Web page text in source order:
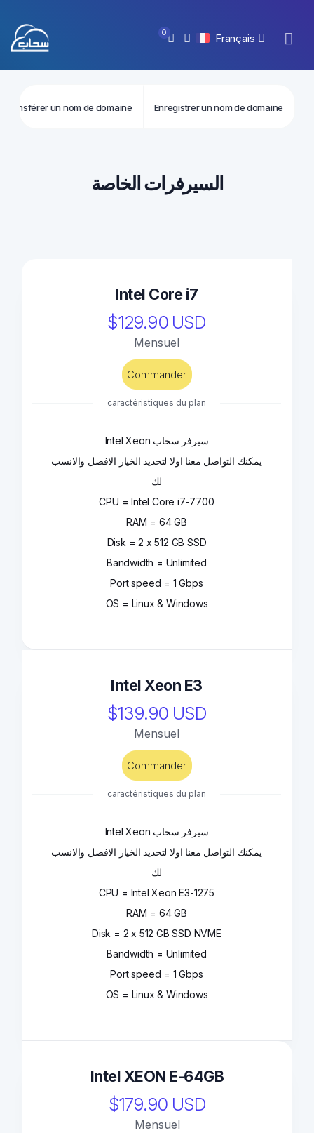
0 Français
Enregistrer un nom de domaine
Transférer un nom de domaine
السيرفرات الخاصة
Intel Core i7
$129.90 USD
Mensuel
Commander
caractéristiques du plan
Intel Xeon سيرفر سحاب
يمكنك التواصل معنا اولا لتحديد الخيار الافضل والانسب
لك
CPU = Intel Core i7-7700
RAM = 64 GB
Disk = 2 x 512 GB SSD
Bandwidth = Unlimited
Port speed = 1 Gbps
OS = Linux & Windows
Intel Xeon E3
$139.90 USD
Mensuel
Commander
caractéristiques du plan
Intel Xeon سيرفر سحاب
يمكنك التواصل معنا اولا لتحديد الخيار الافضل والانسب
لك
CPU = Intel Xeon E3-1275
RAM = 64 GB
Disk = 2 x 512 GB SSD NVME
Bandwidth = Unlimited
Port speed = 1 Gbps
OS = Linux & Windows
Intel XEON E-64GB
$179.90 USD
Mensuel